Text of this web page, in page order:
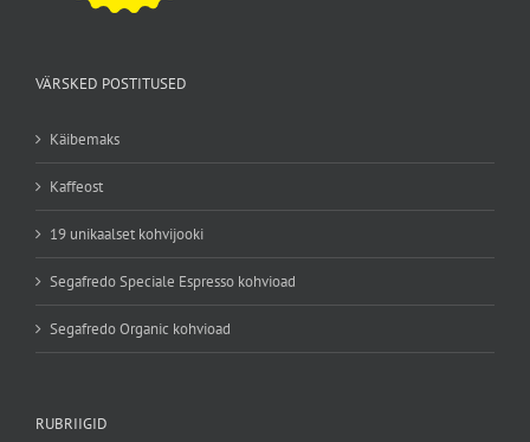
VÄRSKED POSTITUSED
Käibemaks
Kaffeost
19 unikaalset kohvijooki
Segafredo Speciale Espresso kohvioad
Segafredo Organic kohvioad
RUBRIIGID